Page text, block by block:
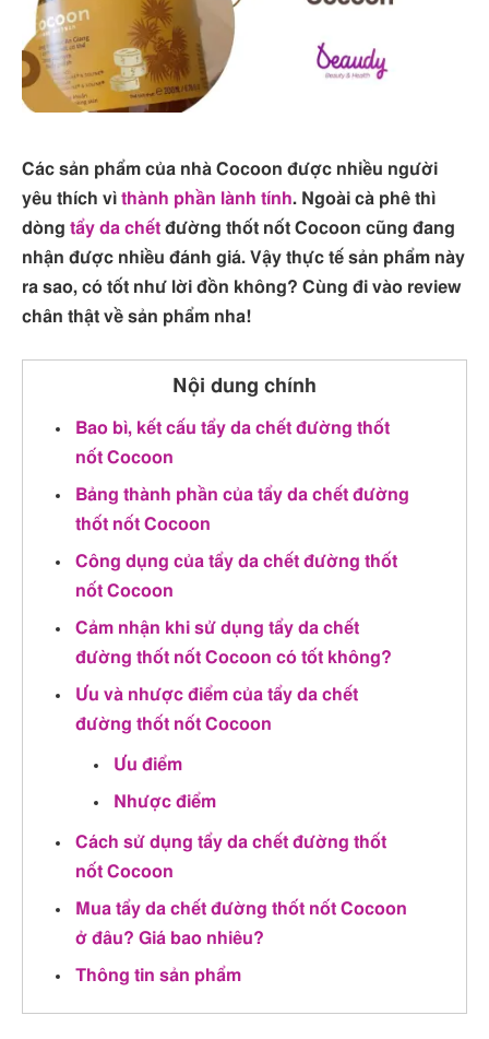
Các sản phẩm của nhà Cocoon được nhiều người
yêu thích vì thành phần lành tính. Ngoài cà phê thì
dòng tẩy da chết đường thốt nốt Cocoon cũng đang
nhận được nhiều đánh giá. Vậy thực tế sản phẩm này
ra sao, có tốt như lời đồn không? Cùng đi vào review
chân thật về sản phẩm nha!
Nội dung chính
Bao bì, kết cấu tẩy da chết đường thốt
nốt Cocoon
Bảng thành phần của tẩy da chết đường
thốt nốt Cocoon
Công dụng của tẩy da chết đường thốt
nốt Cocoon
Cảm nhận khi sử dụng tẩy da chết
đường thốt nốt Cocoon có tốt không?
Ưu và nhược điểm của tẩy da chết
đường thốt nốt Cocoon
Ưu điểm
Nhược điểm
Cách sử dụng tẩy da chết đường thốt
nốt Cocoon
Mua tẩy da chết đường thốt nốt Cocoon
ở đâu? Giá bao nhiêu?
Thông tin sản phẩm